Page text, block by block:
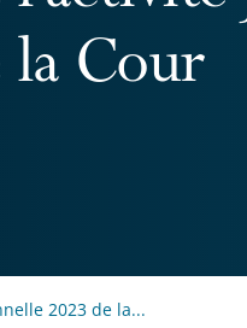
la Cour
2023 de la...